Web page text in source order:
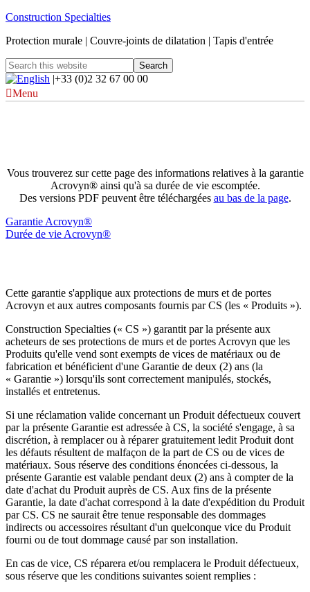
Construction Specialties
Protection murale | Couvre-joints de dilatation | Tapis d'entrée
|+33 (0)2 32 67 00 00
Menu
Vous trouverez sur cette page des informations relatives à la garantie
Acrovyn® ainsi qu'à sa durée de vie escomptée.
Des versions PDF peuvent être téléchargées au bas de la page.
Garantie Acrovyn®
Durée de vie Acrovyn®
Cette garantie s'applique aux protections de murs et de portes
Acrovyn et aux autres composants fournis par CS (les « Produits »).
Construction Specialties (« CS ») garantit par la présente aux
acheteurs de ses protections de murs et de portes Acrovyn que les
Produits qu'elle vend sont exempts de vices de matériaux ou de
fabrication et bénéficient d'une Garantie de deux (2) ans (la
« Garantie ») lorsqu'ils sont correctement manipulés, stockés,
installés et entretenus.
Si une réclamation valide concernant un Produit défectueux couvert
par la présente Garantie est adressée à CS, la société s'engage, à sa
discrétion, à remplacer ou à réparer gratuitement ledit Produit dont
les défauts résultent de malfaçon de la part de CS ou de vices de
matériaux. Sous réserve des conditions énoncées ci-dessous, la
présente Garantie est valable pendant deux (2) ans à compter de la
date d'achat du Produit auprès de CS. Aux fins de la présente
Garantie, la date d'achat correspond à la date d'expédition du Produit
par CS. CS ne saurait être tenue responsable des dommages
indirects ou accessoires résultant d'un quelconque vice du Produit
fourni ou de tout dommage causé par son installation.
En cas de vice, CS réparera et/ou remplacera le Produit défectueux,
sous réserve que les conditions suivantes soient remplies :